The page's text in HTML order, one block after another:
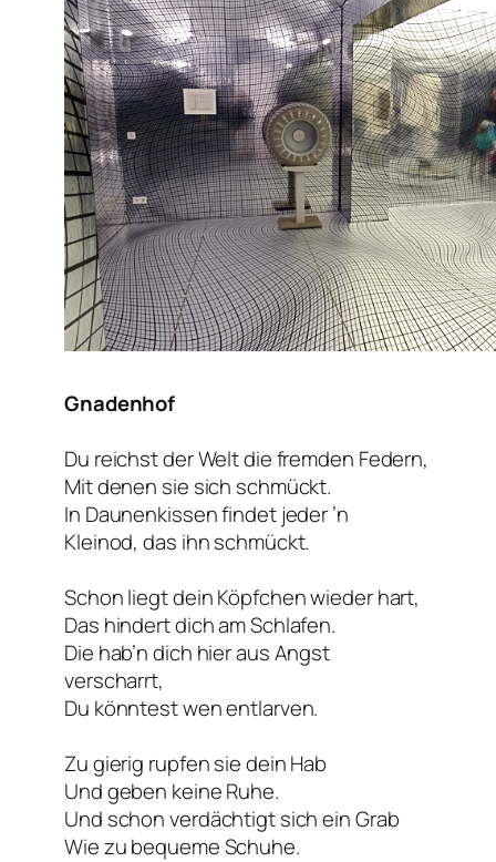
Gnadenhof
Du reichst der Welt die fremden Federn,
Mit denen sie sich schmückt.
In Daunenkissen findet jeder ’n
Kleinod, das ihn schmückt.
Schon liegt dein Köpfchen wieder hart,
Das hindert dich am Schlafen.
Die hab’n dich hier aus Angst
verscharrt,
Du könntest wen entlarven.
Zu gierig rupfen sie dein Hab
Und geben keine Ruhe.
Und schon verdächtigt sich ein Grab
Wie zu bequeme Schuhe.